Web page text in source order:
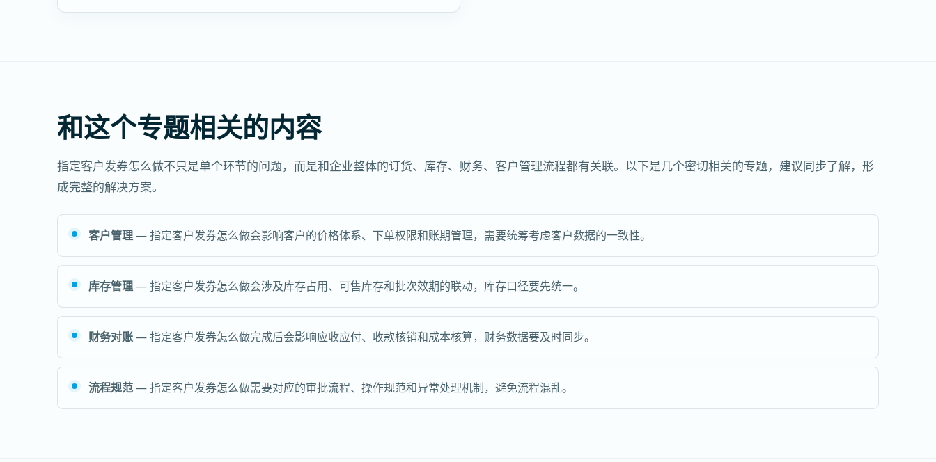
和这个专题相关的内容
指定客户发券怎么做不只是单个环节的问题，而是和企业整体的订货、库存、财务、客户管理流程都有关联。以下是几个密切相关的专题，建议同步了解，形
成完整的解决方案。
客户管理— 指定客户发券怎么做会影响客户的价格体系、下单权限和账期管理，需要统筹考虑客户数据的一致性。
库存管理— 指定客户发券怎么做会涉及库存占用、可售库存和批次效期的联动，库存口径要先统一。
财务对账— 指定客户发券怎么做完成后会影响应收应付、收款核销和成本核算，财务数据要及时同步。
流程规范— 指定客户发券怎么做需要对应的审批流程、操作规范和异常处理机制，避免流程混乱。